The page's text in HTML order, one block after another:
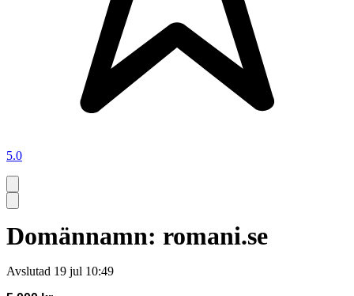
5.0
Domännamn: romani.se
Avslutad 19 jul 10:49